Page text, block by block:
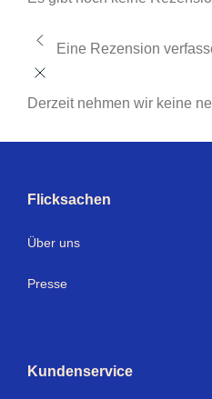
Eine Rezension
Derzeit nehmen wir keine
Flicksachen
Über uns
Presse
Kundenservice